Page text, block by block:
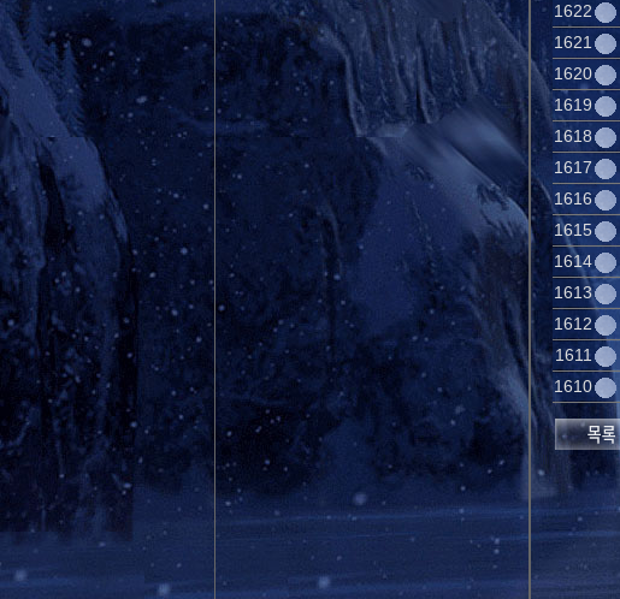
1622
1621
1620
1619
1618
1617
1616
1615
1614
1613
1612
1611
1610